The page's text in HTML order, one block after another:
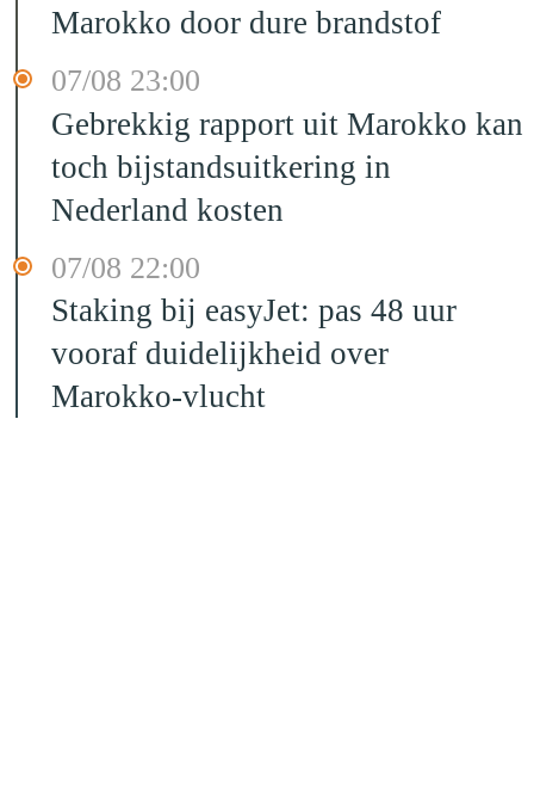
Marokko door dure brandstof
07/08 23:00
Gebrekkig rapport uit Marokko kan
toch bijstandsuitkering in
Nederland kosten
07/08 22:00
Staking bij easyJet: pas 48 uur
vooraf duidelijkheid over
Marokko-vlucht